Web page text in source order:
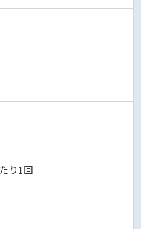
り1回